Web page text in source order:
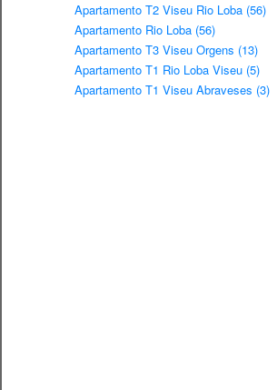
Apartamento T2 Viseu Rio Loba (56)
Apartamento Rio Loba (56)
Apartamento T3 Viseu Orgens (13)
Apartamento T1 Rio Loba Viseu (5)
Apartamento T1 Viseu Abraveses (3)